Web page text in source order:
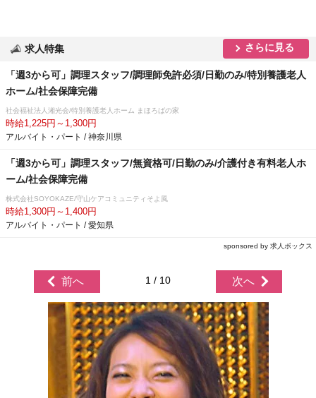
求人特集 さらに見る
「週3から可」調理スタッフ/調理師免許必須/日勤のみ/特別養護老人
ホーム/社会保障完備
社会福祉法人湘光会/特別養護老人ホーム まほろばの家
時給1,225円～1,300円
アルバイト・パート / 神奈川県
「週3から可」調理スタッフ/無資格可/日勤のみ/介護付き有料老人ホ
ーム/社会保障完備
株式会社SOYOKAZE/守山ケアコミュニティそよ風
時給1,300円～1,400円
アルバイト・パート / 愛知県
sponsored by 求人ボックス
前へ 1 / 10 次へ